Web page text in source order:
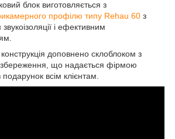
блок виготовляється з
профілю типу Rehau 60 з
і ефективним
доповнено склоблоком з
що надається фірмою
всім клієнтам.